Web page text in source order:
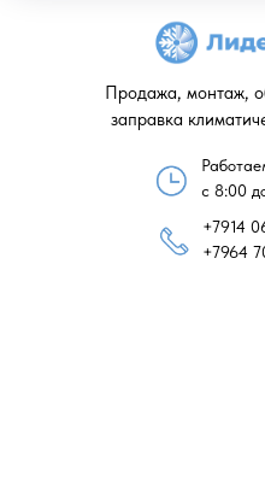
с 8:00
+7914
+7964
Продажа, монтаж,
заправка